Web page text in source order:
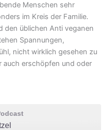
Menschen sehr
im Kreis der Familie.
den üblichen Anti veganen
Spannungen,
nicht wirklich gesehen zu
auch erschöpfen und oder